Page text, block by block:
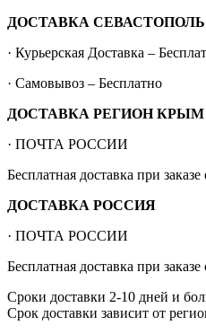
ДОСТАВКА СЕВАСТОПОЛЬ
· Курьерская Доставка –
· Самовывоз – Бесплатно
ДОСТАВКА РЕГИОН КРЫМ
· ПОЧТА РОССИИ
Бесплатная доставка при
ДОСТАВКА РОССИЯ
· ПОЧТА РОССИИ
Бесплатная доставка при
Сроки доставки 2-10 дней и
Срок доставки зависит от